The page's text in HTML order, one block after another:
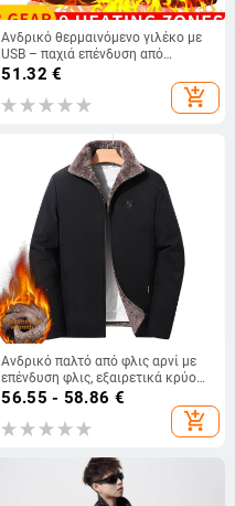
Ανδρικό θερμαινόμενο γιλέκο με
USB – παχιά επένδυση από
βαμβάκι, πολυεστερική βάση,
κουκούλα, διπλής όψεως φοριέται,
51.32 €
add_shopping_cart
Ανδρικό παλτό από φλις αρνί με
επένδυση φλις, εξαιρετικά κρύο
και ζεστό, βαμβακερό παλτό για
μεσήλικες και ηλικιωμένους
μπαμπάδες, μεγάλο βαμβακερό
56.55 - 58.86 €
add_shopping_cart